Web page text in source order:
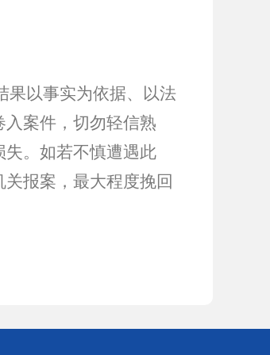
果以事实为依据、以法
案件，切勿轻信熟
失。如若不慎遭遇此
报案，最大程度挽回